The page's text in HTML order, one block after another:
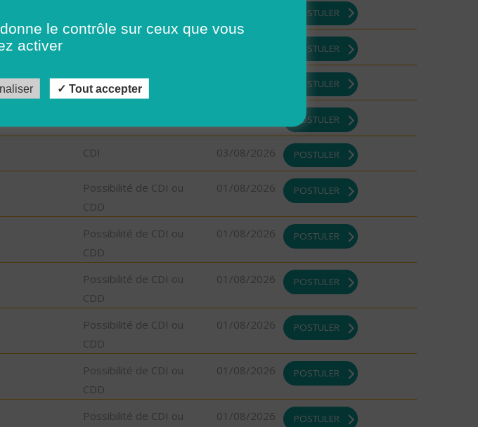
POSTULER
POSTULER
CDD POSTULER
POSTULER
CDI 03/08/2026 POSTULER
Possibilité de CDI ou
CDD
01/08/2026 POSTULER
Possibilité de CDI ou
CDD
01/08/2026 POSTULER
Possibilité de CDI ou
CDD
01/08/2026 POSTULER
Possibilité de CDI ou
CDD
01/08/2026 POSTULER
Possibilité de CDI ou
CDD
01/08/2026 POSTULER
Possibilité de CDI ou
01/08/2026 POSTULER
le contrôle sur ceux que vous
activer
Tout accepter